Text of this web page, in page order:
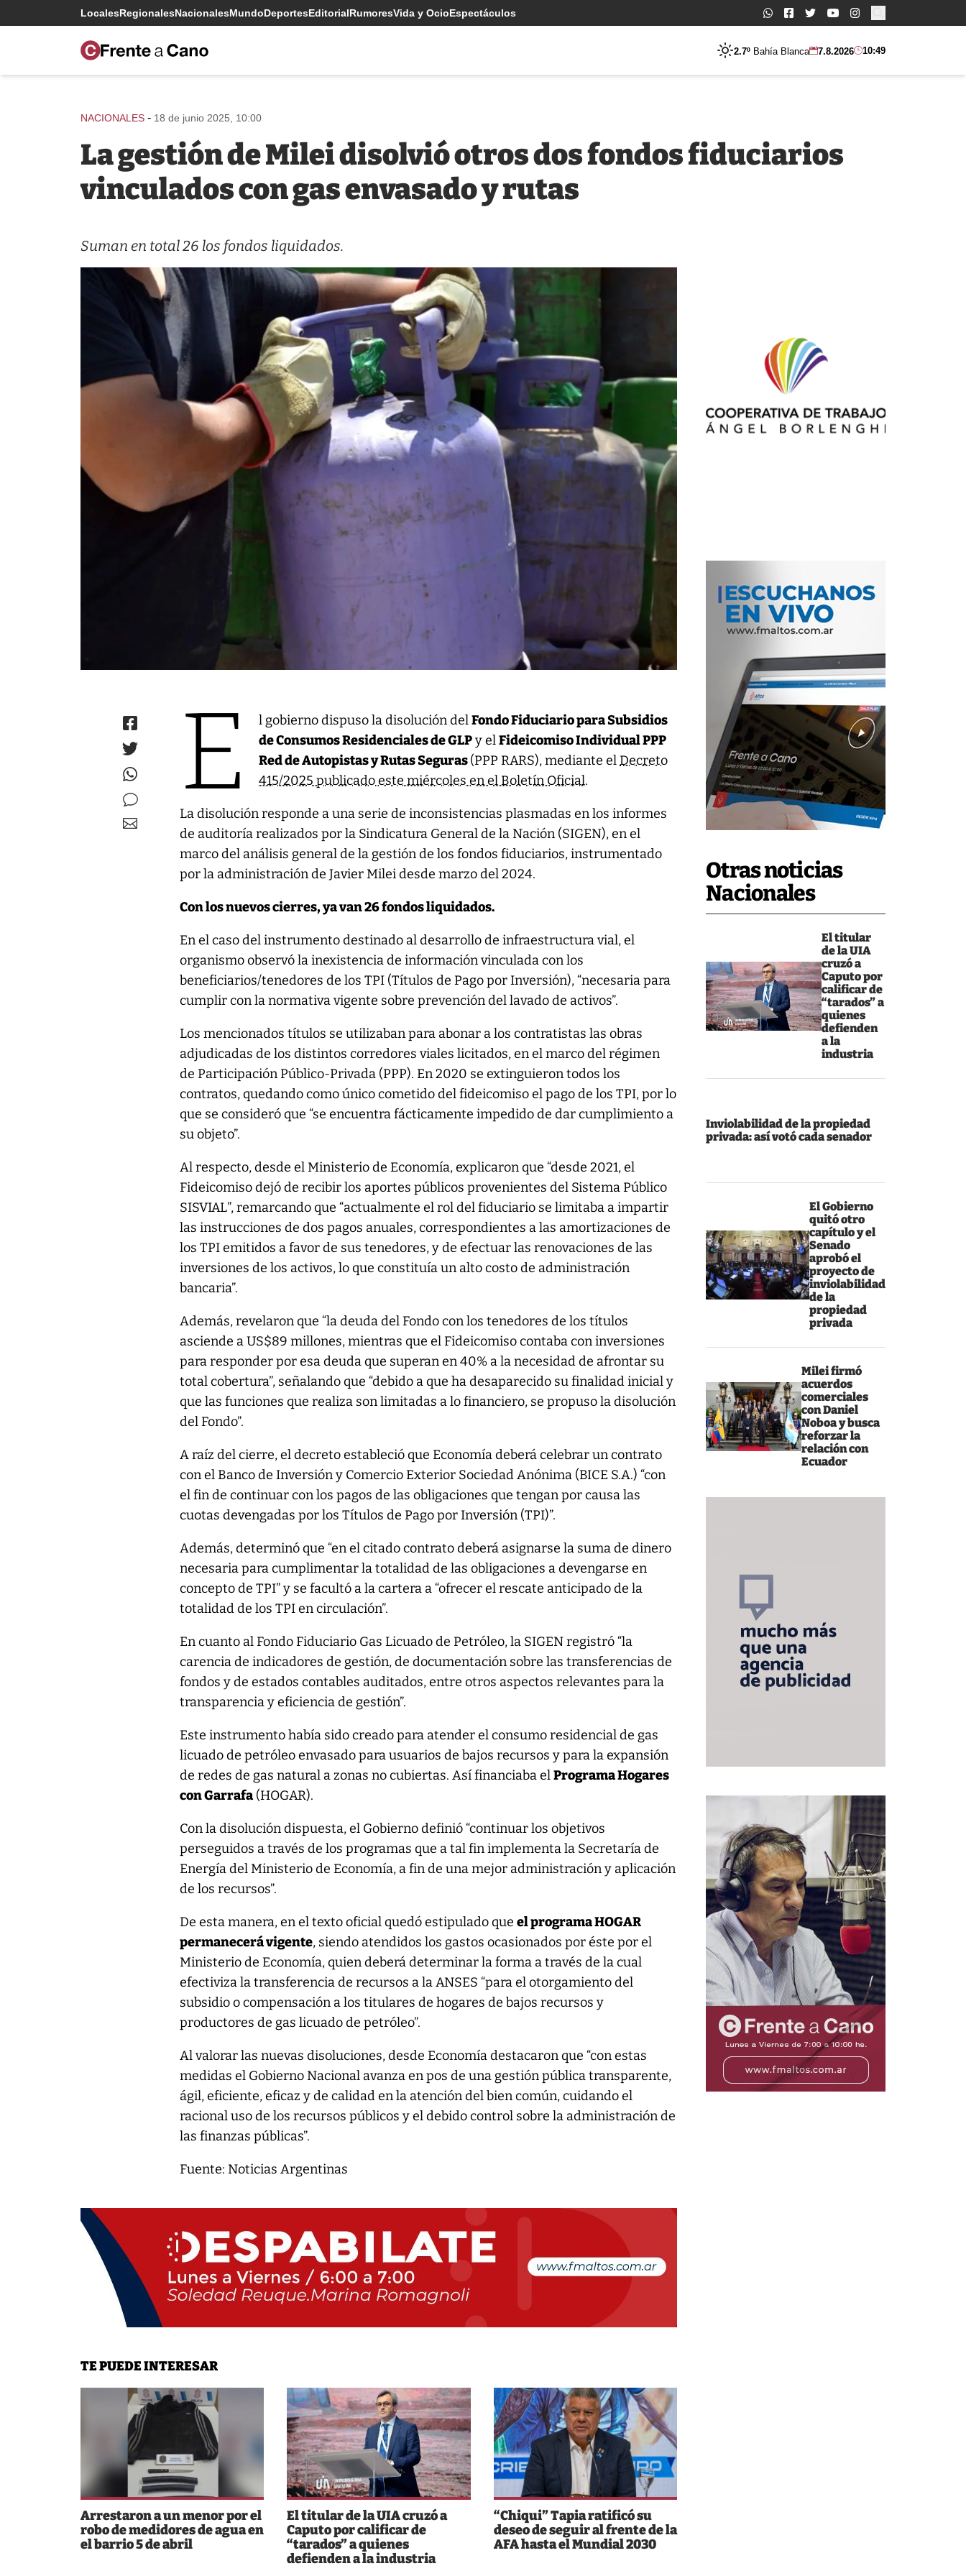
LocalesRegionalesNacionalesMundoDeportesEditorialRumoresVida y OcioEspectáculos Buscar:
2.7º Bahía Blanca 7.8.2026 10:49
Otras noticias
Nacionales
El titular
de la UIA
cruzó a
Caputo por
calificar de
“tarados” a
quienes
defienden
a la
industria
Inviolabilidad de la propiedad
privada: así votó cada senador
El Gobierno
quitó otro
capítulo y el
Senado
aprobó el
proyecto de
inviolabilidad
de la
propiedad
privada
Milei firmó
acuerdos
comerciales
con Daniel
Noboa y busca
reforzar la
relación con
Ecuador
NACIONALES - 18 de junio 2025, 10:00
La gestión de Milei disolvió otros dos fondos fiduciarios
vinculados con gas envasado y rutas
Suman en total 26 los fondos liquidados.
E l gobierno dispuso la disolución delFondo Fiduciario para Subsidios
de Consumos Residenciales de GLPy elFideicomiso Individual PPP
Red de Autopistas y Rutas Seguras(PPP RARS), mediante elDecreto
415/2025 publicado este miércoles en el Boletín Oficial.
La disolución responde a una serie de inconsistencias plasmadas en los informes
de auditoría realizados por la Sindicatura General de la Nación (SIGEN), en el
marco del análisis general de la gestión de los fondos fiduciarios, instrumentado
por la administración de Javier Milei desde marzo del 2024.
Con los nuevos cierres, ya van 26 fondos liquidados.
En el caso del instrumento destinado al desarrollo de infraestructura vial, el
organismo observó la inexistencia de información vinculada con los
beneficiarios/tenedores de los TPI (Títulos de Pago por Inversión), “necesaria para
cumplir con la normativa vigente sobre prevención del lavado de activos”.
Los mencionados títulos se utilizaban para abonar a los contratistas las obras
adjudicadas de los distintos corredores viales licitados, en el marco del régimen
de Participación Público-Privada (PPP). En 2020 se extinguieron todos los
contratos, quedando como único cometido del fideicomiso el pago de los TPI, por lo
que se consideró que “se encuentra fácticamente impedido de dar cumplimiento a
su objeto”.
Al respecto, desde el Ministerio de Economía, explicaron que “desde 2021, el
Fideicomiso dejó de recibir los aportes públicos provenientes del Sistema Público
SISVIAL”, remarcando que “actualmente el rol del fiduciario se limitaba a impartir
las instrucciones de dos pagos anuales, correspondientes a las amortizaciones de
los TPI emitidos a favor de sus tenedores, y de efectuar las renovaciones de las
inversiones de los activos, lo que constituía un alto costo de administración
bancaria”.
Además, revelaron que “la deuda del Fondo con los tenedores de los títulos
asciende a US$89 millones, mientras que el Fideicomiso contaba con inversiones
para responder por esa deuda que superan en 40% a la necesidad de afrontar su
total cobertura”, señalando que “debido a que ha desaparecido su finalidad inicial y
que las funciones que realiza son limitadas a lo financiero, se propuso la disolución
del Fondo”.
A raíz del cierre, el decreto estableció que Economía deberá celebrar un contrato
con el Banco de Inversión y Comercio Exterior Sociedad Anónima (BICE S.A.) “con
el fin de continuar con los pagos de las obligaciones que tengan por causa las
cuotas devengadas por los Títulos de Pago por Inversión (TPI)”.
Además, determinó que “en el citado contrato deberá asignarse la suma de dinero
necesaria para cumplimentar la totalidad de las obligaciones a devengarse en
concepto de TPI” y se facultó a la cartera a “ofrecer el rescate anticipado de la
totalidad de los TPI en circulación”.
En cuanto al Fondo Fiduciario Gas Licuado de Petróleo, la SIGEN registró “la
carencia de indicadores de gestión, de documentación sobre las transferencias de
fondos y de estados contables auditados, entre otros aspectos relevantes para la
transparencia y eficiencia de gestión”.
Este instrumento había sido creado para atender el consumo residencial de gas
licuado de petróleo envasado para usuarios de bajos recursos y para la expansión
de redes de gas natural a zonas no cubiertas. Así financiaba elPrograma Hogares
con Garrafa(HOGAR).
Con la disolución dispuesta, el Gobierno definió “continuar los objetivos
perseguidos a través de los programas que a tal fin implementa la Secretaría de
Energía del Ministerio de Economía, a fin de una mejor administración y aplicación
de los recursos”.
De esta manera, en el texto oficial quedó estipulado queel programa HOGAR
permanecerá vigente, siendo atendidos los gastos ocasionados por éste por el
Ministerio de Economía, quien deberá determinar la forma a través de la cual
efectiviza la transferencia de recursos a la ANSES “para el otorgamiento del
subsidio o compensación a los titulares de hogares de bajos recursos y
productores de gas licuado de petróleo”.
Al valorar las nuevas disoluciones, desde Economía destacaron que “con estas
medidas el Gobierno Nacional avanza en pos de una gestión pública transparente,
ágil, eficiente, eficaz y de calidad en la atención del bien común, cuidando el
racional uso de los recursos públicos y el debido control sobre la administración de
las finanzas públicas”.
Fuente: Noticias Argentinas
TE PUEDE INTERESAR
Arrestaron a un menor por el
robo de medidores de agua en
el barrio 5 de abril
El titular de la UIA cruzó a
Caputo por calificar de
“tarados” a quienes
defienden a la industria
“Chiqui” Tapia ratificó su
deseo de seguir al frente de la
AFA hasta el Mundial 2030